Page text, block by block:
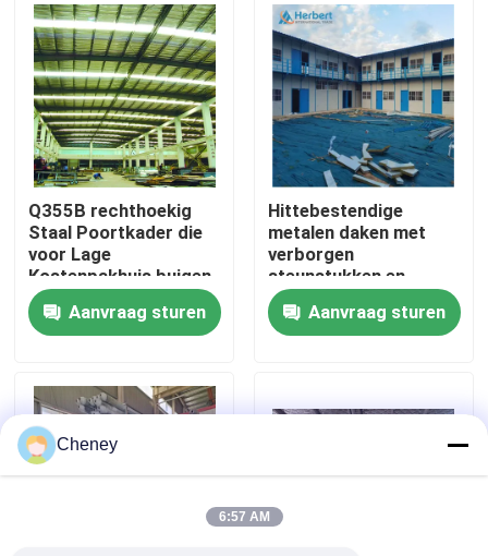
Ongeveer ons
Fabrieksreis
Kwaliteitscontrole
Contacteer ons
Nieuws
Gevallen
staal ruimtekaders
Q355B rechthoekig
Staal Poortkader die
voor Lage
Kostenpakhuis buigen
Aanvraag sturen
Hittebestendige
metalen daken met
verborgen
steunstukken en
isolatiepads
Aanvraag sturen
Cheney
6:57 AM